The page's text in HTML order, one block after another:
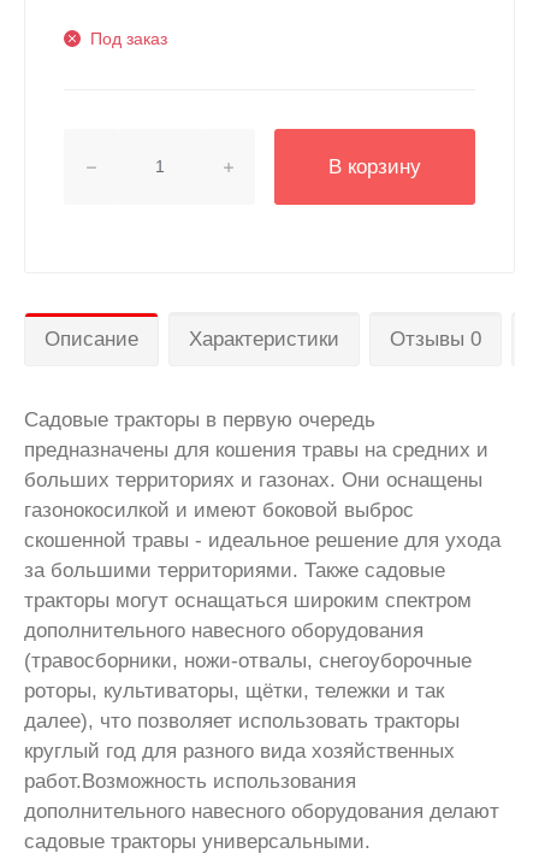
Под заказ
В корзину
Описание Характеристики Отзывы 0
Садовые тракторы в первую очередь
предназначены для кошения травы на средних и
больших территориях и газонах. Они оснащены
газонокосилкой и имеют боковой выброс
скошенной травы - идеальное решение для ухода
за большими территориями. Также садовые
тракторы могут оснащаться широким спектром
дополнительного навесного оборудования
(травосборники, ножи-отвалы, снегоуборочные
роторы, культиваторы, щётки, тележки и так
далее), что позволяет использовать тракторы
круглый год для разного вида хозяйственных
работ.Возможность использования
дополнительного навесного оборудования делают
садовые тракторы универсальными.